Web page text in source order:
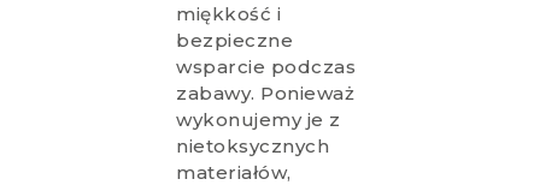
miękkość i
bezpieczne
wsparcie podczas
zabawy. Ponieważ
wykonujemy je z
nietoksycznych
materiałów,